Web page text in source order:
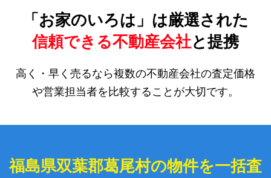
「お家のいろは」は厳選された
信頼できる不動産会社と提携
高く・早く売るなら複数の不動産会社の査定価格
や営業担当者を比較することが大切です。
福島県双葉郡葛尾村の物件を一括査